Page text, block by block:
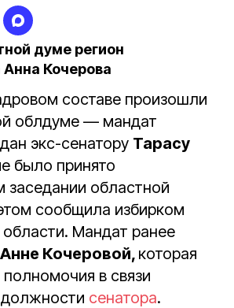
думе регион
Кочерова
составе произошли
облдуме — мандат
экс-сенатору Тарасу
было принято
областной
сообщила избирком
Мандат ранее
Анне Кочеровой, которая
в связи
сенатора.